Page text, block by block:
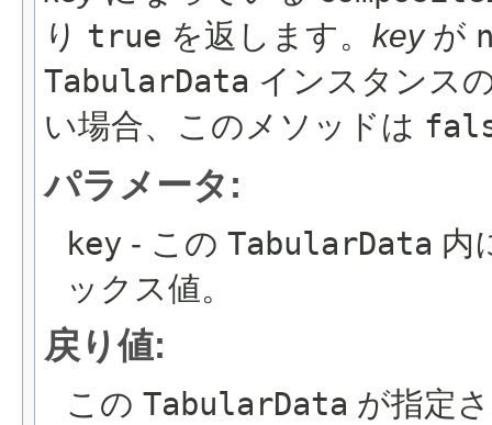
り true を返します。 keyが
TabularData インスタンス
い場合、このメソッドは
パラメータ:
key - この TabularData 内
ックス値。
戻り値:
この TabularData が指定